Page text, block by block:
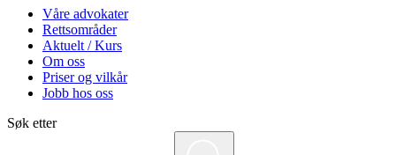
Våre advokater
Rettsområder
Aktuelt / Kurs
Om oss
Priser og vilkår
Jobb hos oss
Søk etter